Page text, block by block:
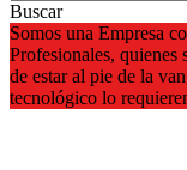
Buscar
Somos una Empresa
Profesionales, quienes
de estar al pie de la
tecnológico lo